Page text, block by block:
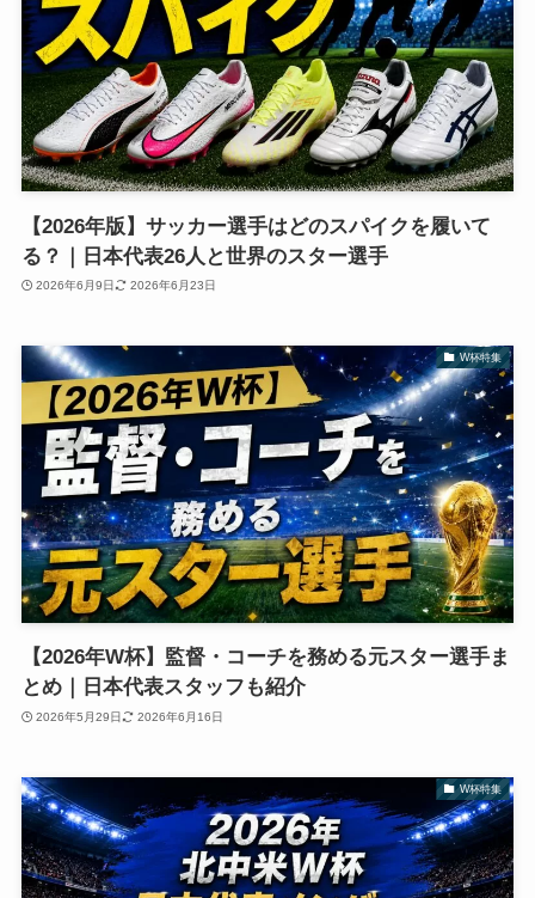
【2026年版】サッカー選手はどのスパイクを履いて
る？｜日本代表26人と世界のスター選手
2026年6月9日 2026年6月23日
W杯特集
【2026年W杯】監督・コーチを務める元スター選手ま
とめ｜日本代表スタッフも紹介
2026年5月29日 2026年6月16日
W杯特集